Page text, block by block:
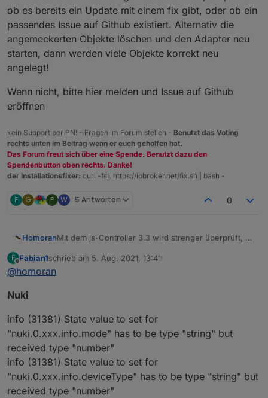
ob es bereits ein Update mit einem fix gibt, oder ob ein
passendes Issue auf Github existiert. Alternativ die
angemeckerten Objekte löschen und den Adapter neu
starten, dann werden viele Objekte korrekt neu
angelegt!
Wenn nicht, bitte hier melden und Issue auf Github
eröffnen
kein Support per PN! - Fragen im Forum stellen - Benutzt das Voting
rechts unten im Beitrag wenn er euch geholfen hat.
Das Forum freut sich über eine Spende. Benutzt dazu den
Spendenbutton oben rechts. Danke!
der Installationsfixer: curl -fsL https://iobroker.net/fix.sh | bash -
F G P W 5 Antworten 0
HomoranMit dem js-Controller 3.3 wird strenger überprüft, ob
dazugehörigen Datenpunkt passt.
Wenn nicht kommt eine Meldung wie:
meisten solchen Meldungen bereits während des
Beta-Tests behoben wurden, bitte hier in diesem
Thread die "Reste" sammeln.
Dazu bitte erst zu dem angemeckerten Adapter
prüfen ob es bereits ein Update mit einem fix gibt,
oder ob ein passendes Issue auf Github existiert.
Alternativ die angemeckerten Objekte löschen und
den Adapter neu starten, dann werden viele Objekte
korrekt neu angelegt!
Wenn nicht, bitte hier melden und Issue auf Github
eröffnen
F
Offline
Fabian1schrieb am 5. Aug. 2021, 13:41
zuletzt editiert von
@homoran
Nuki
info (31381) State value to set for
"nuki.0.xxx.info.mode" has to be type "string" but
received type "number"
info (31381) State value to set for
"nuki.0.xxx.info.deviceType" has to be type "string" but
received type "number"